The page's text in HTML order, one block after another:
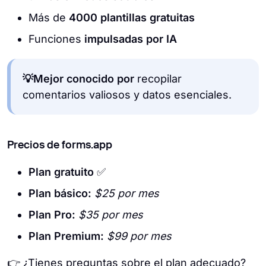
Más de 4000 plantillas gratuitas
Funciones impulsadas por IA
💡Mejor conocido por recopilar
comentarios valiosos y datos esenciales.
Precios de forms.app
Plan gratuito ✅
Plan básico: $25 por mes
Plan Pro: $35 por mes
Plan Premium: $99 por mes
👉 ¿Tienes preguntas sobre el plan adecuado?